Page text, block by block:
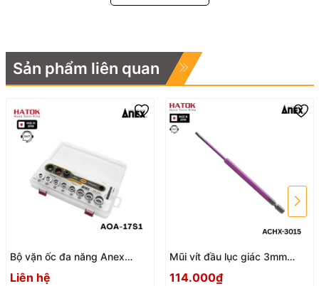
Sản phẩm liên quan
Bộ vặn ốc đa năng Anex
AOA-17S1 Nhật Bản
Liên hệ
Mũi vít đầu lục giác 3mm
114.000₫